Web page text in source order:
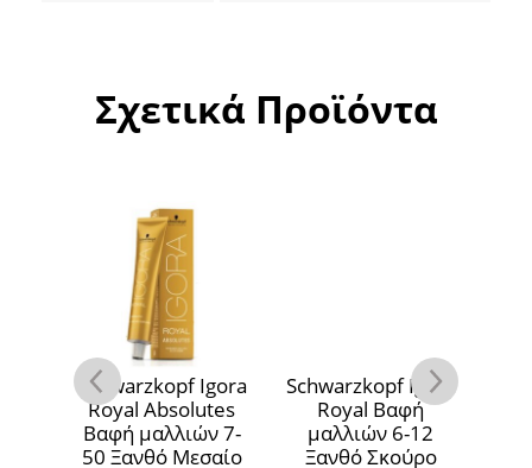
Σχετικά Προϊόντα
Schwarzkopf Igora
Royal Absolutes
Βαφή μαλλιών 7-
50 Ξανθό Μεσαίο
Schwarzkopf Igora
Royal Βαφή
μαλλιών 6-12
Ξανθό Σκούρο